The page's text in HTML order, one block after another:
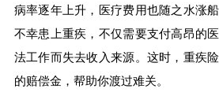
病率逐年上升，医疗费用也随之水涨
不幸患上重疾，不仅需要支付高昂的
法工作而失去收入来源。这时，重疾
的赔偿金，帮助你渡过难关。